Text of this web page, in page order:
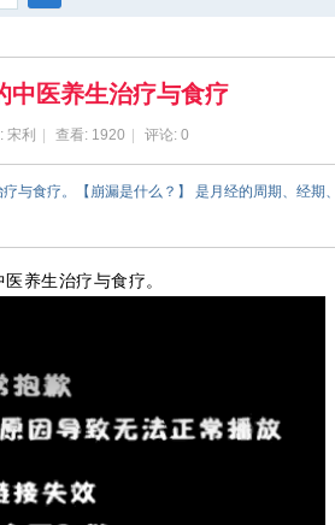
索
中医养生治疗与食疗
宋利 查看: 1920 评论: 0
与食疗。【崩漏是什么？】 是月经的周期、经期
养生治疗与食疗。